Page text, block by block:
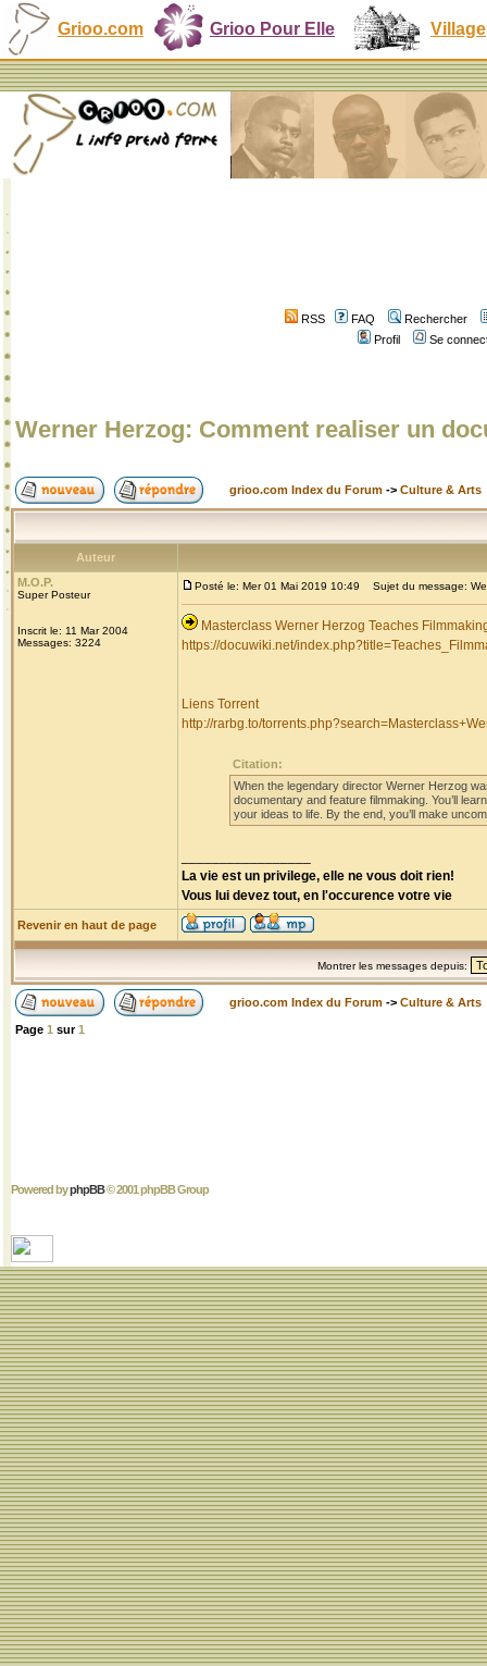
Grioo.com Grioo Pour Elle Village
RSS FAQ
Rechercher
Profil
Se
Werner Herzog: Comment realiser un
grioo.com Index du Forum -> Culture & Arts
Auteur
M.O.P.
Super Posteur
Inscrit le: 11 Mar 2004
Messages: 3224
Posté le: Mer 01 Mai 2019 10:49 Sujet du message:
Masterclass Werner Herzog Teaches
https://docuwiki.net/
Liens Torrent
http://rarbg.to/
Citation:
When the legendary director Werner Herzog
documentary and feature filmmaking. You’ll
your ideas to life. By the end, you’ll make
La vie est un privilege, elle ne vous doit rien!
Vous lui devez tout, en l'occurence votre vie
Revenir en haut de page
Montrer les messages depuis:
grioo.com Index du Forum -> Culture & Arts
Page 1 sur1
Powered byphpBB© 2001 phpBB Group